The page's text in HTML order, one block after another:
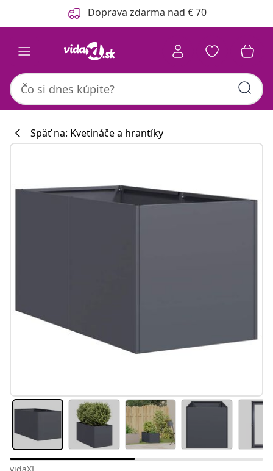
Predchádzajúce Doprava zdarma nad € 70
Späť na: Kvetináče a hrantíky